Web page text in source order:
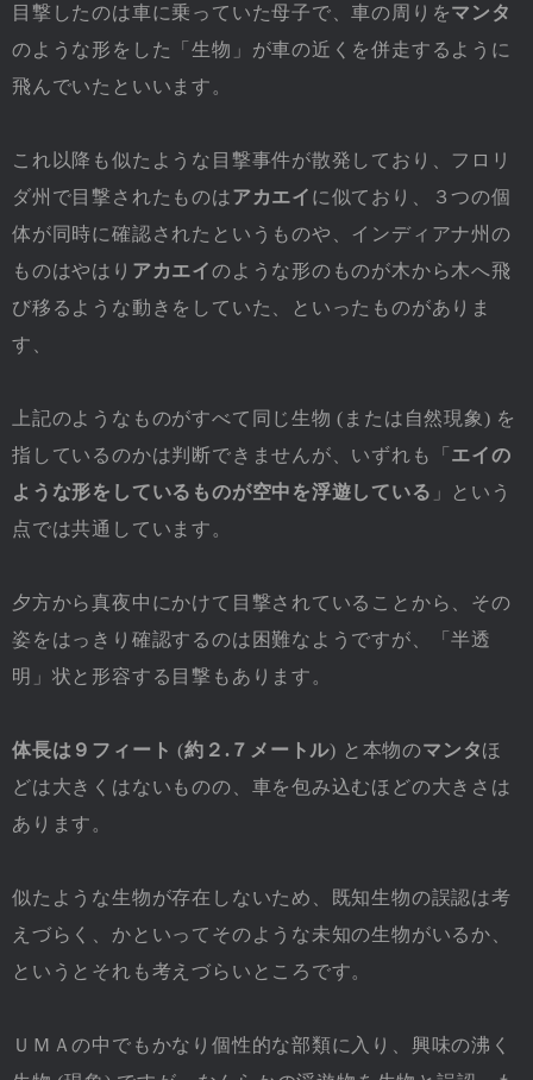
目撃したのは車に乗っていた母子で、車の周りをマンタ
のような形をした「生物」が車の近くを併走するように
飛んでいたといいます。
これ以降も似たような目撃事件が散発しており、フロリ
ダ州で目撃されたものはアカエイ に似ており、３つの個
体が同時に確認されたというものや、インディアナ州の
ものはやはり アカエイのような形のものが木から木へ飛
び移るような動きをしていた、といったものがありま
す、
上記のようなものがすべて同じ生物 (または自然現象) を
指しているのかは判断できませんが、いずれも「 エイの
ような形をしているものが空中を浮遊している 」という
点では共通しています。
夕方から真夜中にかけて目撃されていることから、その
姿をはっきり確認するのは困難なようですが、「半透
明」状と形容する目撃もあります。
体長は９フィート (約２.７メートル) と本物のマンタほ
どは大きくはないものの、車を包み込むほどの大きさは
あります。
似たような生物が存在しないため、既知生物の誤認は考
えづらく、かといってそのような未知の生物がいるか、
というとそれも考えづらいところです。
ＵＭＡの中でもかなり個性的な部類に入り、興味の沸く